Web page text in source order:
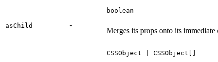
asChild -
boolean
Merges its props onto its immediate
CSSObject | CSSObject[]